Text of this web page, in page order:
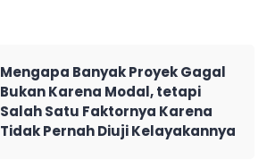
Mengapa Banyak Proyek Gagal
Bukan Karena Modal, tetapi
Salah Satu Faktornya Karena
Tidak Pernah Diuji Kelayakannya